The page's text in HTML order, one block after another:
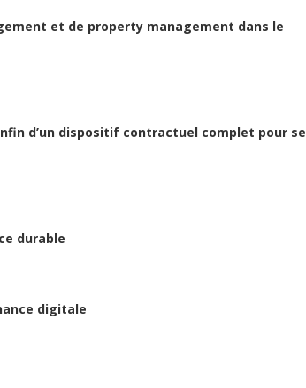
et de property management dans le
d’un dispositif contractuel complet pour se
durable
digitale